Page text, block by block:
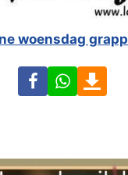
woensdag
Facebook